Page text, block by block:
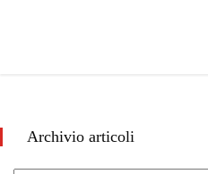
Archivio articoli